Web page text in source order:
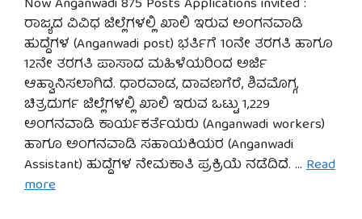
ರಾಜ್ಯದ ವಿವಿಧ ಜಿಲ್ಲೆಗಳಲ್ಲಿ ಖಾಲಿ ಇರುವ ಅಂಗನವಾಡಿ
ಹುದ್ದೆಗಳ (Anganwadi post) ಭರ್ತಿಗೆ 10ನೇ ತರಗತಿ ಹಾಗೂ
12ನೇ ತರಗತಿ ಪಾಸಾದ ಮಹಿಳೆಯರಿಂದ ಅರ್ಜಿ
ಆಹ್ವಾನಿಸಲಾಗಿದೆ. ಧಾರವಾಡ, ದಾವಣಗೆರೆ, ಶಿವಮೊಗ್ಗ,
ಚಿತ್ರದುರ್ಗ ಜಿಲ್ಲೆಗಳಲ್ಲಿ ಖಾಲಿ ಇರುವ ಒಟ್ಟು 1,229
ಅಂಗನವಾಡಿ ಕಾರ್ಯಕರ್ತೆಯರು (Anganwadi workers)
ಹಾಗೂ ಅಂಗನವಾಡಿ ಸಹಾಯಕಿಯರ (Anganwadi
Assistant) ಹುದ್ದೆಗಳ ನೇಮಕಾತಿ ಪ್ರಕ್ರಿಯೆ ನಡೆದಿದೆ. … Read
more